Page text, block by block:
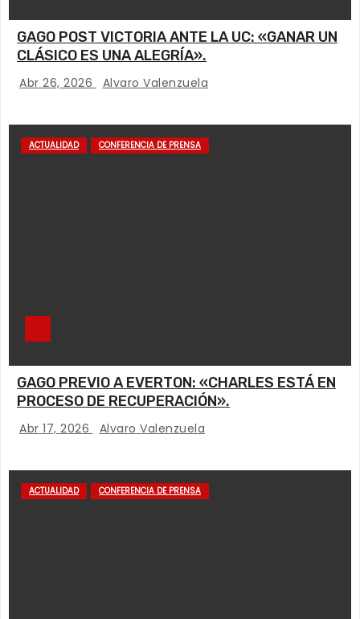
GAGO POST VICTORIA ANTE LA UC: «GANAR UN
CLÁSICO ES UNA ALEGRÍA».
Abr 26, 2026 Alvaro Valenzuela
ACTUALIDAD CONFERENCIA DE PRENSA
GAGO PREVIO A EVERTON: «CHARLES ESTÁ EN
PROCESO DE RECUPERACIÓN».
Abr 17, 2026 Alvaro Valenzuela
ACTUALIDAD CONFERENCIA DE PRENSA